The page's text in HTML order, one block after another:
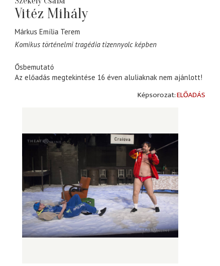
Vitéz Mihály
Márkus Emília Terem
Komikus történelmi tragédia tizennyolc képben
Ősbemutató
Az előadás megtekintése 16 éven aluliaknak nem ajánlott!
ELŐADÁS